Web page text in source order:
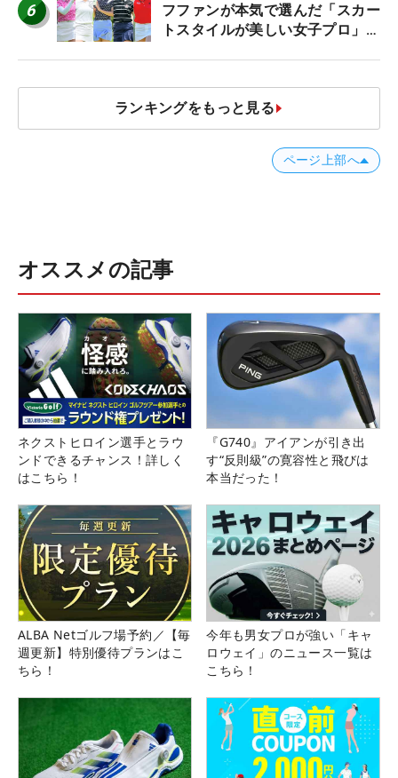
6
フファンが本気で選んだ「スカー
トスタイルが美しい女子プロ」神
ランキングをもっと見る
ページ上部へ
オススメの記事
ネクストヒロイン選手とラウ
ンドできるチャンス！詳しく
はこちら！
『G740』アイアンが引き出
す“反則級”の寛容性と飛びは
本当だった！
ALBA Netゴルフ場予約／【毎
週更新】特別優待プランはこ
ちら！
今年も男女プロが強い「キャ
ロウェイ」のニュース一覧は
こちら！